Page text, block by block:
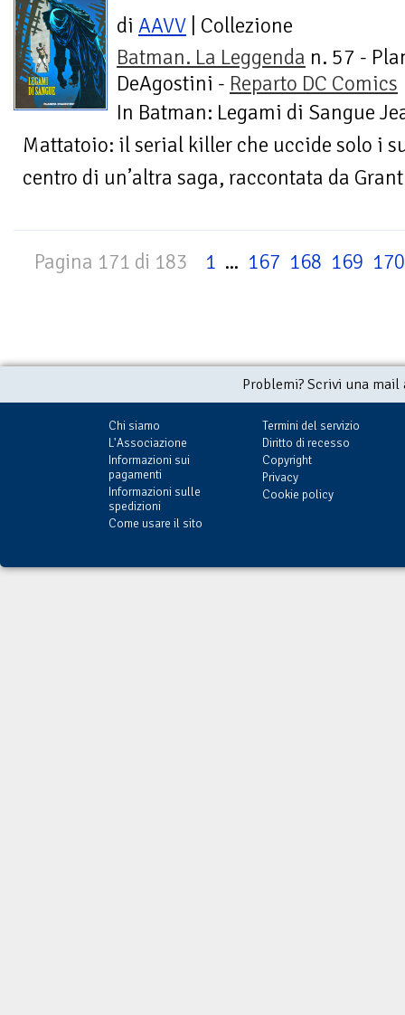
di AAVV | Collezione
Batman. La Leggenda n. 57 -
DeAgostini - Reparto DC Comics
In Batman: Legami di Sangue
Mattatoio: il serial killer che uccide solo i
centro di un’altra saga, raccontata da
Pagina 171 di 183 1 ... 167 168 169 170
Problemi? Scrivi una
Chi siamo
L'Associazione
Informazioni sui
pagamenti
Informazioni sulle
spedizioni
Come usare il sito
Termini del servizio
Diritto di recesso
Copyright
Privacy
Cookie policy